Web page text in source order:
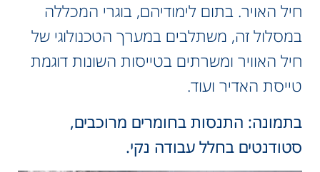
חיל האויר. בתום לימודיהם, בוגרי המכללה
במסלול זה, משתלבים במערך הטכנולוגי של
חיל האוויר ומשרתים בטייסות השונות דוגמת
טייסת האדיר ועוד.
בתמונה: התנסות בחומרים מרוכבים,
סטודנטים בחלל עבודה נקי.